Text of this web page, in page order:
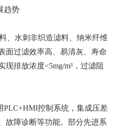
趋势
、水刺非织造滤料、纳米纤维
面过滤效率高、易清灰、寿命
排放浓度<5mg/m³，过滤阻
PLC+HMI控制系统，集成压差
故障诊断等功能。部分先进系